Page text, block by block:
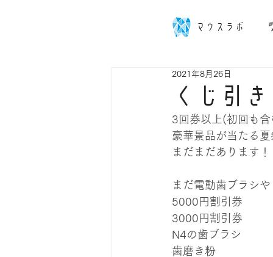
マウスラボ
くじ引
2021年8月26日
3回券以上(初回も
豪華景品が当たる
まだまだあります！
まだ電動歯ブラシや
5000円割引券
3000円割引券
N4の歯ブラシ
歯磨き粉